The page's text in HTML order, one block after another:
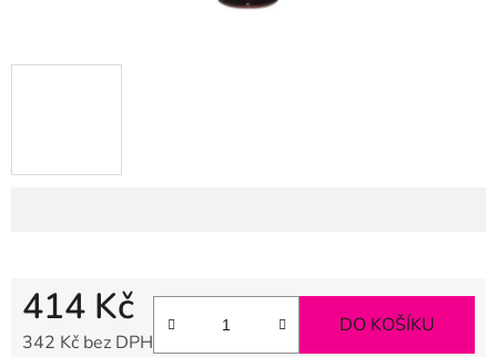
414 Kč
342 Kč bez DPH
DO KOŠÍKU